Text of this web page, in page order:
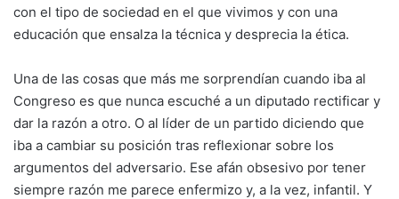
con el tipo de sociedad en el que vivimos y con una
educación que ensalza la técnica y desprecia la ética.
Una de las cosas que más me sorprendían cuando iba al
Congreso es que nunca escuché a un diputado rectificar y
dar la razón a otro. O al líder de un partido diciendo que
iba a cambiar su posición tras reflexionar sobre los
argumentos del adversario. Ese afán obsesivo por tener
siempre razón me parece enfermizo y, a la vez, infantil. Y